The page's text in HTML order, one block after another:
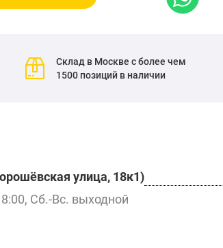
Склад в Москве с более чем
1500 позиций в наличии
улица, 18к1)
Сб.-Вс. выходной